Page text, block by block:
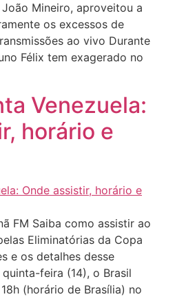
Mineiro, aproveitou a
os excessos de
ao vivo Durante
Félix tem exagerado no
Venezuela:
horário e
FM Saiba como assistir ao
Eliminatórias da Copa
e os detalhes desse
feira (14), o Brasil
(horário de Brasília) no